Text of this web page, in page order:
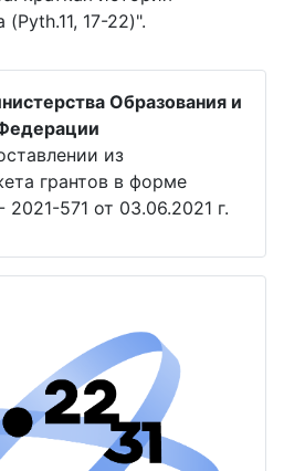
17-22)".
Образования и
из
грантов в форме
571 от 03.06.2021 г.